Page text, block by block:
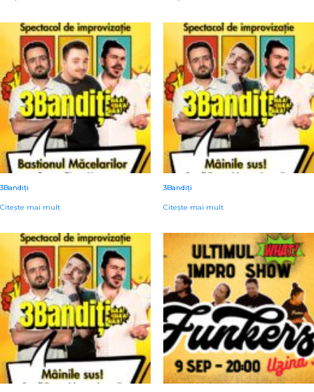
3Bandiți
Citește mai mult
3Bandiți
Citește mai mult